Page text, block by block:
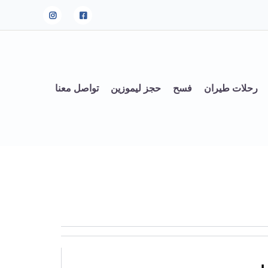
رحلات طيران فسح حجز ليموزين تواصل معنا